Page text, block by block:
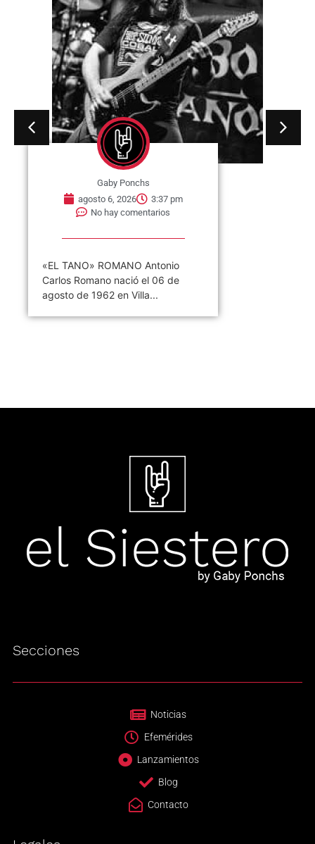
Gaby Ponchs
agosto 6, 2026
3:37 pm
No hay comentarios
«EL TANO» ROMANO Antonio
Carlos Romano nació el 06 de
agosto de 1962 en Villa...
Secciones
Noticias
Efemérides
Lanzamientos
Blog
Contacto